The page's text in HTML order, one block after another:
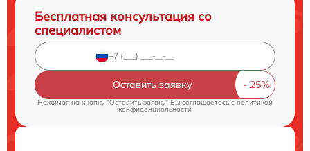
Бесплатная консультация со
специалистом
Оставить заявку
Нажимая на кнопку "Оставить заявку" Вы соглашаетесь cполитикой
конфиденциальности